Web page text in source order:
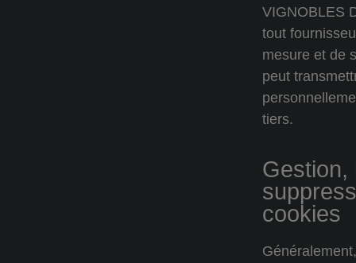
VIGNOBLES
tout
mesure et de
peut
tiers.
Gestion,
cookies